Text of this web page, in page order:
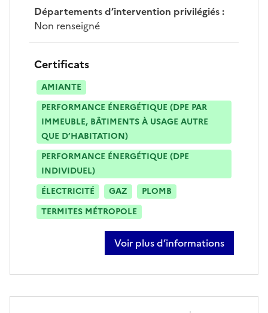
Départements d’intervention privilégiés:
Non renseigné
Certificats
AMIANTE
PERFORMANCE ÉNERGÉTIQUE (DPE PAR
IMMEUBLE, BÂTIMENTS À USAGE AUTRE
QUE D’HABITATION)
PERFORMANCE ÉNERGÉTIQUE (DPE
INDIVIDUEL)
ÉLECTRICITÉ
GAZ
PLOMB
TERMITES MÉTROPOLE
Voir plus d’informations
sur pierre lemaire